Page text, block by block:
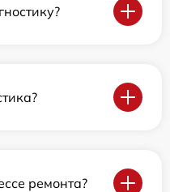
ремонта?